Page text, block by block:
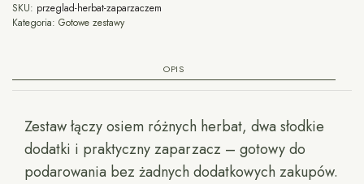
SKU: przeglad-herbat-zaparzaczem
Kategoria: Gotowe zestawy
OPIS
Zestaw łączy osiem różnych herbat, dwa słodkie
dodatki i praktyczny zaparzacz – gotowy do
podarowania bez żadnych dodatkowych zakupów.